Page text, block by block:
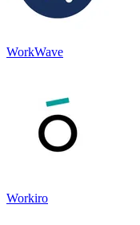
WorkWave
Workiro